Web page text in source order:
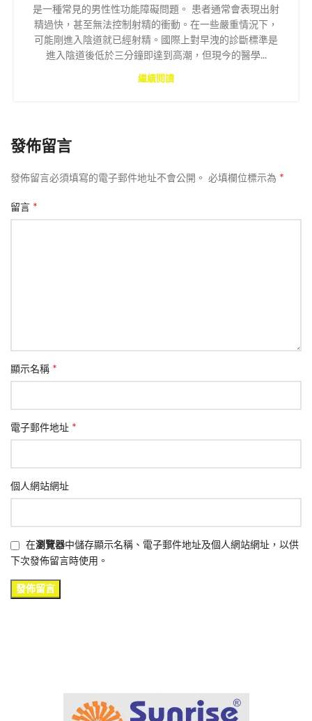
是一種常見的男性性功能障礙問題。 患者通常會表現出射
精過快，甚至無法控制射精的衝動。在一些嚴重情況下，
可能剛進入陰道就已經射精。國際上對早洩的診斷標準是
進入陰道後低於三分鐘即達到高潮，但現今的醫學...
繼續閱讀
發佈留言
發佈留言必須填寫的電子郵件地址不會公開。 必填欄位標示為 *
留言 *
顯示名稱 *
電子郵件地址 *
個人網站網址
在瀏覽器中儲存顯示名稱、電子郵件地址及個人網站網址，以供
下次發佈留言時使用。